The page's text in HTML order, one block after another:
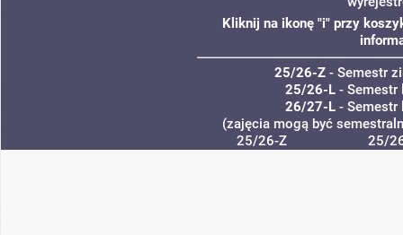
Kliknij na ikonę "i" przy
25/26-Z - Semestr
25/26-L -
26/27-L -
(zajęcia mogą być
25/26-Z
25/